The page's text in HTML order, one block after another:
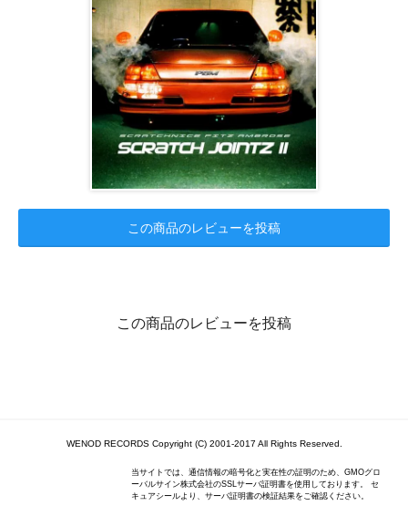
この商品のレビューを投稿
この商品のレビューを投稿
WENOD RECORDS Copyright (C) 2001-2017 All Rights Reserved.
当サイトでは、通信情報の暗号化と実在性の証明のため、GMOグロ
ーバルサイン株式会社のSSLサーバ証明書を使用しております。 セ
キュアシールより、サーバ証明書の検証結果をご確認ください。